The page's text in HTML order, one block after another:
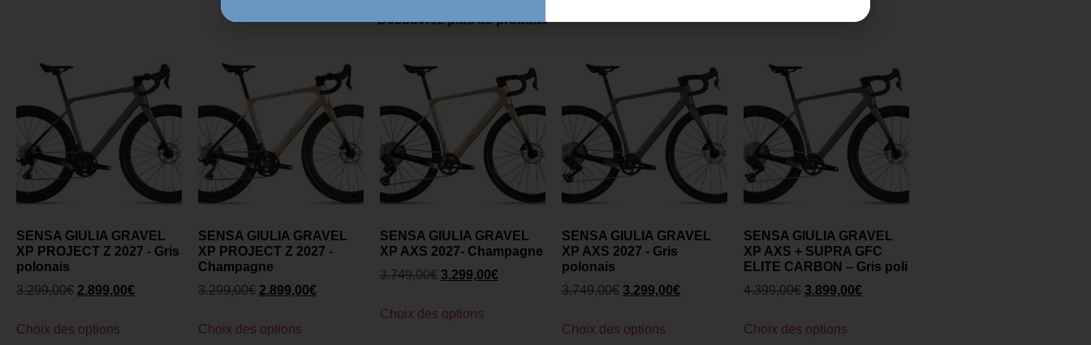
Découvrez plus de produits
SENSA GIULIA GRAVEL
XP PROJECT Z 2027 - Gris
polonais
3.299,00€ 2.899,00€
Choix des options
SENSA GIULIA GRAVEL
XP PROJECT Z 2027 -
Champagne
3.299,00€ 2.899,00€
Choix des options
SENSA GIULIA GRAVEL
XP AXS 2027- Champagne
3.749,00€ 3.299,00€
Choix des options
SENSA GIULIA GRAVEL
XP AXS 2027 - Gris
polonais
3.749,00€ 3.299,00€
Choix des options
SENSA GIULIA GRAVEL
XP AXS + SUPRA GFC
ELITE CARBON – Gris poli
4.399,00€ 3.899,00€
Choix des options